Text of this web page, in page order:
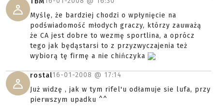
Myślę, że bardziej chodzi o wpłynięcie na
podświadomość młodych graczy, którzy zauważą
że CA jest dobre to wezmę sportlina, a oprócz
tego jak będąstarsi to z przyzwyczajenia też
wybiorą tę firmę a nie chińczyka
rostal16-01-2008 @ 17:14
Już widzę , jak w tym rifel'u odłamuje sie lufa, przy
pierwszym upadku ^^